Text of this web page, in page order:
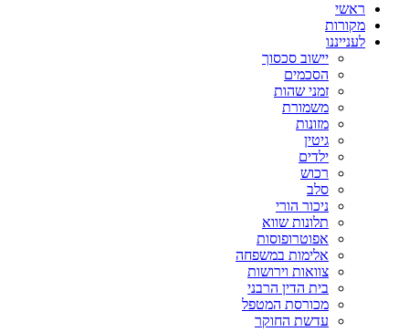
ראשי
מקורות
לענייננו
יישוב סכסוך
הסכמים
זמני שהות
משמורת
מזונות
גיטין
ילדים
רכוש
סלב
ניכור הורי
תלונות שווא
אפוטרופוסות
אלימות במשפחה
צוואות וירושות
בית הדין הרבני
מכורסת המטפל
עדשת החוקר